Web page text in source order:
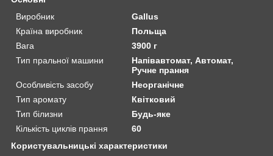
Виробник
Gallus
Країна виробник
Польща
Вага
3900 г
Тип пральної машини
Напівавтомат, Автомат,
Ручне прання
Особливість засобу
Неорганічне
Тип аромату
Квітковий
Тип білизни
Будь-яке
Кількість циклів прання
60
Користувальницькі характеристики